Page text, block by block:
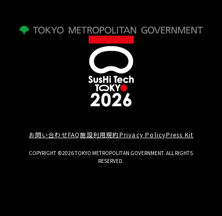
お問い合わせFAQ施設利用規約Privacy PolicyPress Kit
COPYRIGHT ©2026 TOKYO METROPOLITAN GOVERNMENT. ALL RIGHTS
RESERVED.